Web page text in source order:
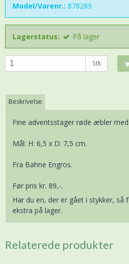
Model/Varenr.: 878289
Lagerstatus: På lager
Stk
Beskrivelse
Fine adventsstager røde æbler
Mål: H: 6,5 x D: 7,5 cm.
Fra Bahne Engros.
Før pris kr. 89,-.
Har du en, der er gået i stykker, så
ekstra på lager.
Relaterede produkter